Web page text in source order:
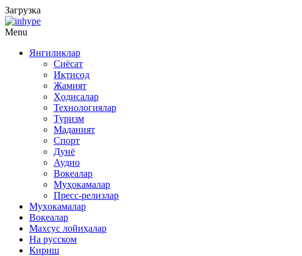
Загрузка
Menu
Янгиликлар
Сиёсат
Иқтисод
Жамият
Ҳодисалар
Технологиялар
Туризм
Маданият
Спорт
Дунё
Аудио
Воқеалар
Муҳокамалар
Пресс-релизлар
Муҳокамалар
Воқеалар
Махсус лойиҳалар
На русском
Кириш